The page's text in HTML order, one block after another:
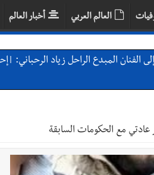
العالم العربي أخبار العالم
المبدع الراحل زياد الرحباني:
: تعلّمت منكم حب الوطن والتمسك
عادتي مع الحكومات السابقة